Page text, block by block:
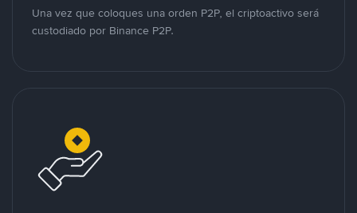
Una vez que coloques una orden P2P, el criptoactivo será
custodiado por Binance P2P.